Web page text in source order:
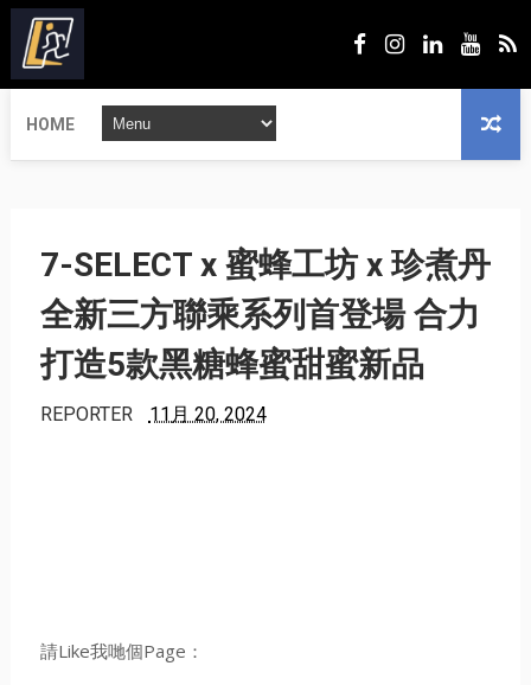
HOME
7-SELECT x 蜜蜂工坊 x 珍煮丹
全新三方聯乘系列首登場 合力
打造5款黑糖蜂蜜甜蜜新品
REPORTER 11月 20, 2024
請Like我哋個Page：